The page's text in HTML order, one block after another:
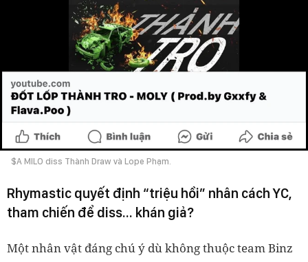
$A MILO diss Thành Draw và Lope Phạm.
Rhymastic quyết định “triệu hồi” nhân cách YC,
tham chiến để diss… khán giả?
Một nhân vật đáng chú ý dù không thuộc team Binz